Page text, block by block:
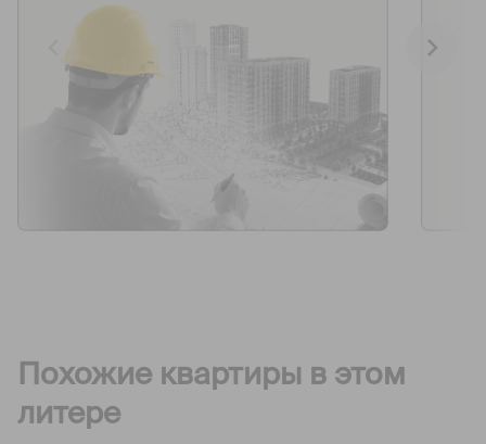
Похожие квартиры в этом
литере